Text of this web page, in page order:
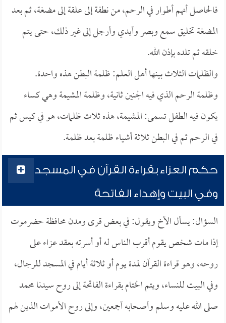
فالحاصل أنهم أطوار في الرحم، من نطفة إلى علقة إلى مضغة، ثم بعد
المضغة تخليق سمع وبصر وأيدي وأرجل إلى غير ذلك، حتى يتم
خلقه ثم تلده بإذن الله.
والظلمات الثلاث بينها أهل العلم: ظلمة البطن هذه واحدة.
وظلمة الرحم الذي فيه الجنين ثانية، وظلمة المشيمة وهي كساء
يكون فيه الطفل تسمى: المشيمة، هذه ثلاث ظلمات، هو في كيس ثم
في الرحم ثم في البطن ثلاثة أشياء ظلمة بعد ظلمة.
حكم العزاء بقراءة القرآن في المسجد
وفي البيت وإهداء الفاتحة
السؤال: يسأل الأخ ويقول: في بعض قرى ومدن محافظة حضرموت
إذا مات شخص يقوم أقرب الناس له أو أسرته بعقد عزاء على
روحه، وهو قراءة القرآن لمدة يوم أو ثلاثة أيام في المسجد للرجال،
وفي البيت للنساء، ويتم الختام بقراءة الفاتحة إلى روح سيدنا محمد
صلى الله عليه وسلم وأصحابه أجمعين، وإلى روح الأموات الذين لهم